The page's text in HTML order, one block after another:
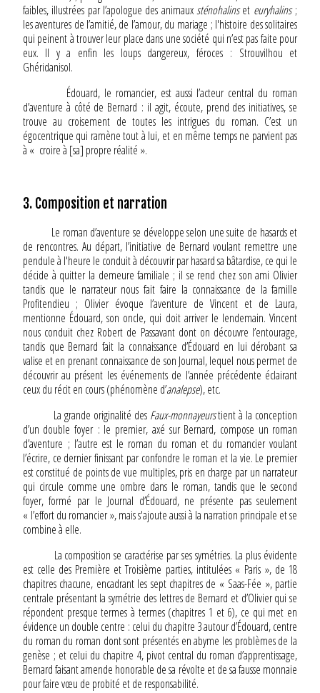
faibles, illustrées par l’apologue des animauxsténohalinset euryhalins;
les aventures de l’amitié, de l’amour, du mariage ; l'histoire des solitaires
qui peinent à trouver leur place dans une société qui n’est pas faite pour
eux. Il y a enfin les loups dangereux, féroces : Strouvilhou et
Ghéridanisol.
Édouard, le romancier, est aussi l’acteur central du roman
d’aventure à côté de Bernard : il agit, écoute, prend des initiatives, se
trouve au croisement de toutes les intrigues du roman. C’est un
égocentrique qui ramène tout à lui, et en même temps ne parvient pas
à « croire à [sa] propre réalité ».
3. Composition et narration
Le roman d’aventure se développe selon une suite de hasards et
de rencontres. Au départ, l’initiative de Bernard voulant remettre une
pendule à l'heure le conduit à découvrir par hasard sa bâtardise, ce qui le
décide à quitter la demeure familiale ; il se rend chez son ami Olivier
tandis que le narrateur nous fait faire la connaissance de la famille
Profitendieu ; Olivier évoque l’aventure de Vincent et de Laura,
mentionne Édouard, son oncle, qui doit arriver le lendemain. Vincent
nous conduit chez Robert de Passavant dont on découvre l’entourage,
tandis que Bernard fait la connaissance d’Édouard en lui dérobant sa
valise et en prenant connaissance de son Journal, lequel nous permet de
découvrir au présent les événements de l’année précédente éclairant
ceux du récit en cours (phénomène d’analepse), etc.
La grande originalité des Faux-monnayeurstient à la conception
d’un double foyer : le premier, axé sur Bernard, compose un roman
d’aventure ; l’autre est le roman du roman et du romancier voulant
l’écrire, ce dernier finissant par confondre le roman et la vie. Le premier
est constitué de points de vue multiples, pris en charge par un narrateur
qui circule comme une ombre dans le roman, tandis que le second
foyer, formé par le Journal d’Édouard, ne présente pas seulement
« l’effort du romancier », mais s'ajoute aussi à la narration principale et se
combine à elle.
La composition se caractérise par ses symétries. La plus évidente
est celle des Première et Troisième parties, intitulées « Paris », de 18
chapitres chacune, encadrant les sept chapitres de « Saas-Fée », partie
centrale présentant la symétrie des lettres de Bernard et d’Olivier qui se
répondent presque termes à termes (chapitres 1 et 6), ce qui met en
évidence un double centre : celui du chapitre 3 autour d’Édouard, centre
du roman du roman dont sont présentés en abyme les problèmes de la
genèse ; et celui du chapitre 4, pivot central du roman d’apprentissage,
Bernard faisant amende honorable de sa révolte et de sa fausse monnaie
pour faire vœu de probité et de responsabilité.